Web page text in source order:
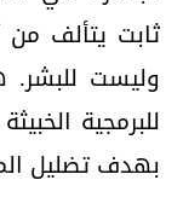
ثابت يتألف
وليست
للبرمجية
بهدف تضليل